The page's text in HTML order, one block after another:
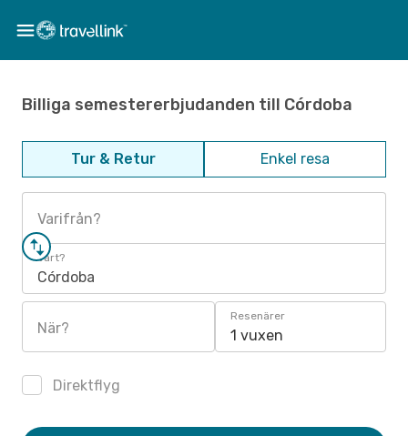
Billiga semestererbjudanden till Córdoba
Tur & Retur Enkel resa
Varifrån?
Vart?
Córdoba
När?
Resenärer
1 vuxen
Direktflyg